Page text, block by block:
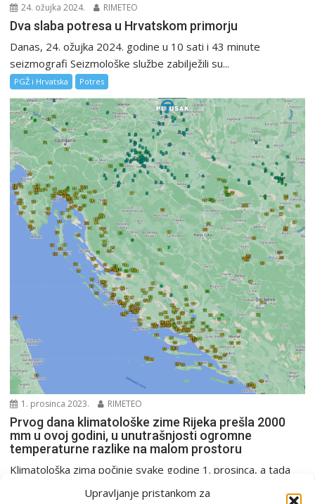
Upravljanje pristankom za
24. ožujka 2024. RIMETEO
Dva slaba potresa u Hrvatskom primorju
Danas, 24. ožujka 2024. godine u 10 sati i 43 minute
seizmografi Seizmološke službe zabilježili su...
PGŽ i Hrvatska Potres
1. prosinca 2023. RIMETEO
Prvog dana klimatološke zime Rijeka prešla 2000
mm u ovoj godini, u unutrašnjosti ogromne
temperaturne razlike na malom prostoru
Klimatološka zima počinje svake godine 1. prosinca, a tada
se u klimatologiji događaju izraženije promjene u...